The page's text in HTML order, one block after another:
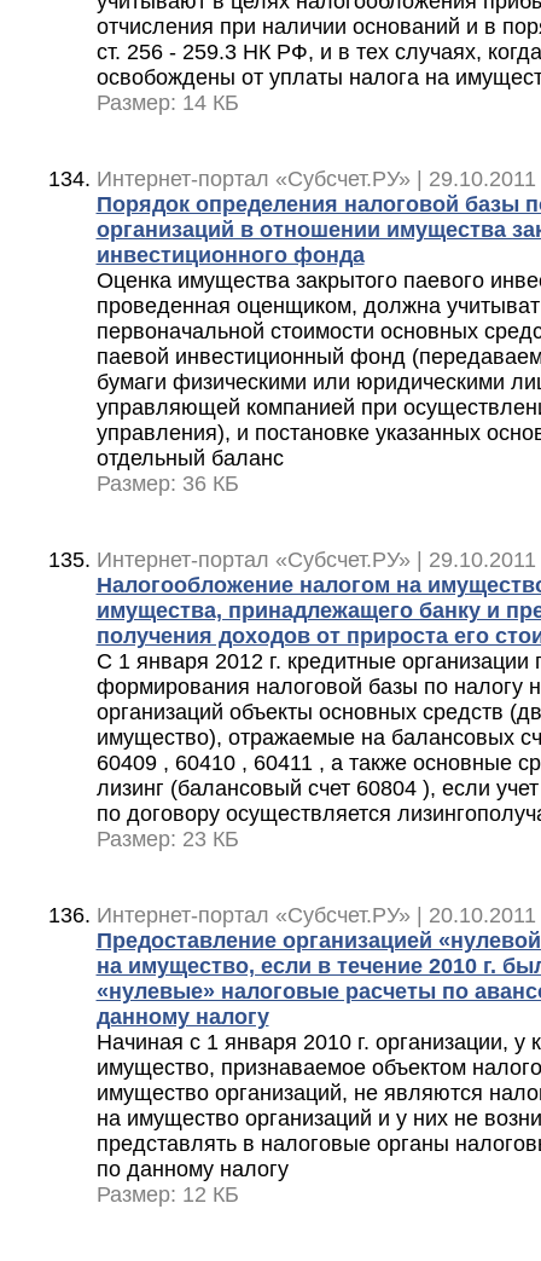
отчисления при наличии оснований и в
ст. 256 - 259.3 НК РФ, и в тех случаях,
освобождены от уплаты налога на
Размер: 14 КБ
Интернет-портал «Субсчет.РУ» |
Порядок определения налоговой базы
организаций в отношении имущества
инвестиционного фонда
Оценка имущества закрытого паевого
проведенная оценщиком, должна
первоначальной стоимости основных
паевой инвестиционный фонд
бумаги физическими или юридическими
управляющей компанией при
управления), и постановке указанных
отдельный баланс
Размер: 36 КБ
Интернет-портал «Субсчет.РУ» |
Налогообложение налогом на
имущества, принадлежащего банку и
получения доходов от прироста его
С 1 января 2012 г. кредитные
формирования налоговой базы по налогу
организаций объекты основных средств
имущество), отражаемые на балансовых
60409 , 60410 , 60411 , а также основные
лизинг (балансовый счет 60804 ), если
по договору осуществляется
Размер: 23 КБ
Интернет-портал «Субсчет.РУ» |
Предоставление организацией
на имущество, если в течение 2010 г.
«нулевые» налоговые расчеты по
данному налогу
Начиная с 1 января 2010 г. организации, у
имущество, признаваемое объектом
имущество организаций, не являются
на имущество организаций и у них не
представлять в налоговые органы
по данному налогу
Размер: 12 КБ